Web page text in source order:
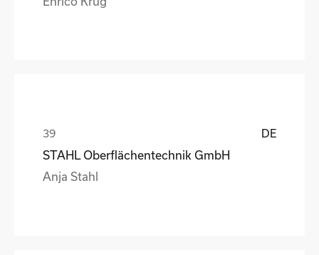
DE
STAHL Oberflächentechnik GmbH
Anja Stahl